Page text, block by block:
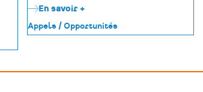
En savoir +sur
la
Appels / Opportunités